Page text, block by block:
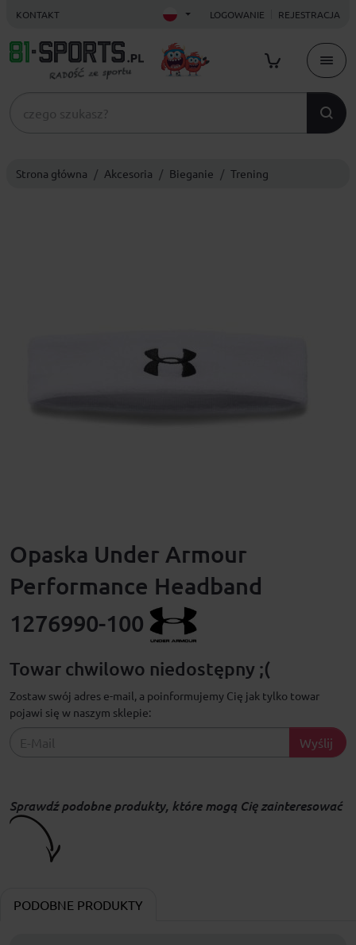
KONTAKT LOGOWANIE REJESTRACJA
Strona główna Akcesoria Bieganie Trening
Opaska Under Armour
Performance Headband
1276990-100
Towar chwilowo niedostępny ;(
Zostaw swój adres e-mail, a poinformujemy Cię jak tylko towar
pojawi się w naszym sklepie:
Wyślij
Sprawdź podobne produkty, które mogą Cię zainteresować
PODOBNE PRODUKTY